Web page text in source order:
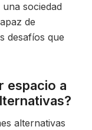
sociedad
de
desafíos que
espacio a
alternativas